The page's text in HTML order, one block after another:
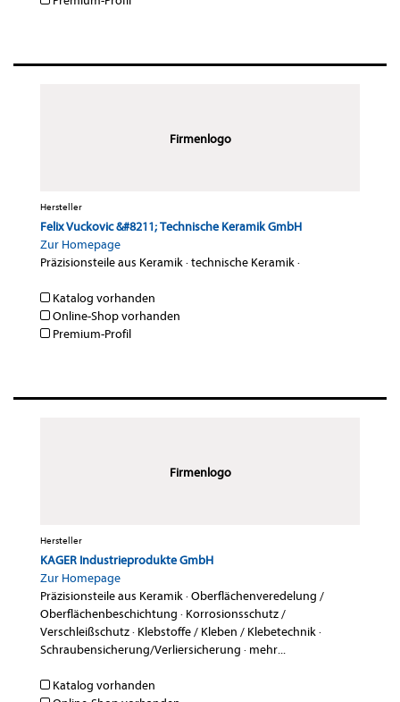
Firmenlogo
Hersteller
Felix Vuckovic &#8211; Technische Keramik GmbH
Zur Homepage
Präzisionsteile aus Keramik·technische Keramik·
Katalog vorhanden
Online-Shop vorhanden
Premium-Profil
Firmenlogo
Hersteller
KAGER Industrieprodukte GmbH
Zur Homepage
Präzisionsteile aus Keramik·Oberflächenveredelung /
Oberflächenbeschichtung · Korrosionsschutz /
Verschleißschutz· Klebstoffe / Kleben / Klebetechnik·
Schraubensicherung/Verliersicherung · mehr...
Katalog vorhanden